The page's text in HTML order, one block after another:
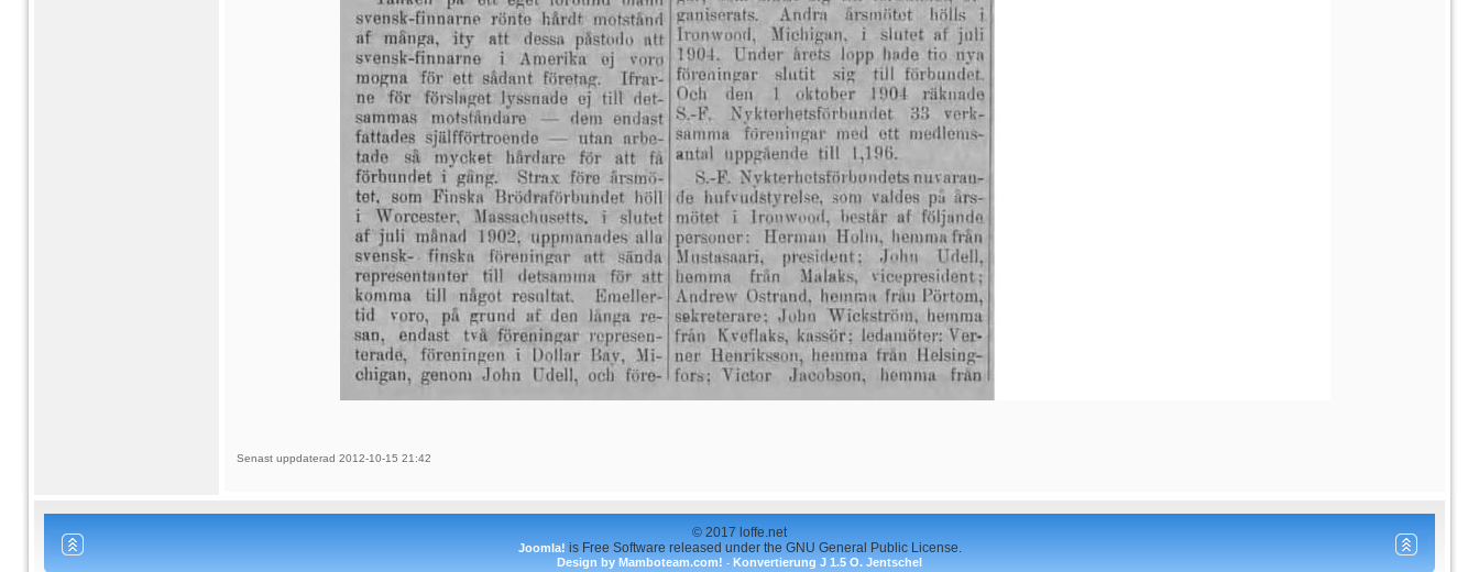
Senast uppdaterad 2012-10-15 21:42
© 2017 loffe.net
Joomla! is Free Software released under the GNU General Public License.
Design by Mamboteam.com! - Konvertierung J 1.5 O. Jentschel